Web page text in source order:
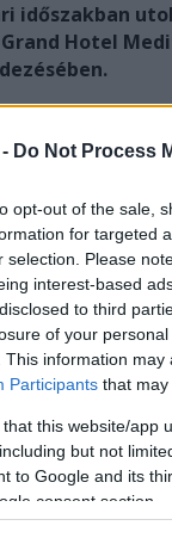
Do Not Process
opt-out of the sale,
for targeted
selection. Please
interest-based
to third
of your
This information
Participants that may
that this website/app
but not
to Google and its
consent section.
időszakban
Hotel